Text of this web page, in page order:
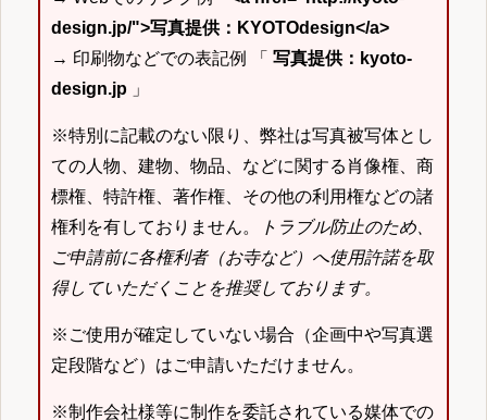
design.jp/">写真提供：KYOTOdesign</a>
→ 印刷物などでの表記例 「 写真提供：kyoto-
design.jp 」
※特別に記載のない限り、弊社は写真被写体とし
ての人物、建物、物品、などに関する肖像権、商
標権、特許権、著作権、その他の利用権などの諸
権利を有しておりません。
トラブル防止のため、
ご申請前に各権利者（お寺など）へ使用許諾を取
得していただくことを推奨しております。
※ご使用が確定していない場合（企画中や写真選
定段階など）はご申請いただけません。
※制作会社様等に制作を委託されている媒体での